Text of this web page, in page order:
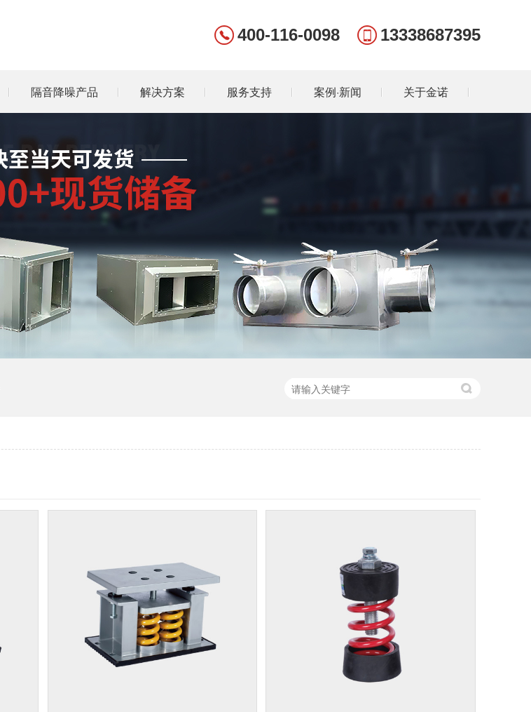
400-116-0098 13338687395
隔音降噪产品 解决方案 服务支持 案例·新闻 关于金诺